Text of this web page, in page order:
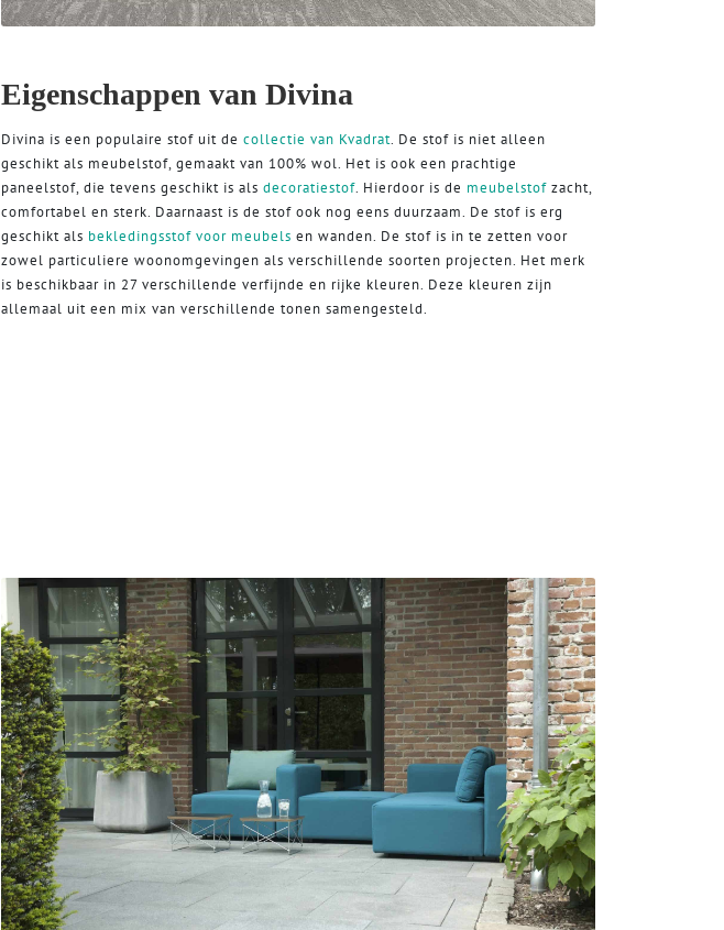
Eigenschappen van Divina
Divina is een populaire stof uit de collectie van Kvadrat. De stof is niet alleen
geschikt als meubelstof, gemaakt van 100% wol. Het is ook een prachtige
paneelstof, die tevens geschikt is als decoratiestof. Hierdoor is de meubelstof zacht,
comfortabel en sterk. Daarnaast is de stof ook nog eens duurzaam. De stof is erg
geschikt als bekledingsstof voor meubels en wanden. De stof is in te zetten voor
zowel particuliere woonomgevingen als verschillende soorten projecten. Het merk
is beschikbaar in 27 verschillende verfijnde en rijke kleuren. Deze kleuren zijn
allemaal uit een mix van verschillende tonen samengesteld.